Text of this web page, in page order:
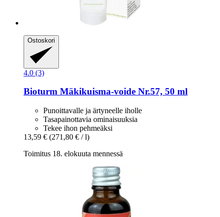
Ostoskori
4.0 (3)
Bioturm Mäkikuisma-​voide Nr.57, 50 ml
Punoittavalle ja ärtyneelle iholle
Tasapainottavia ominaisuuksia
Tekee ihon pehmeäksi
13,59 € (271,80 € / l)
Toimitus 18. elokuuta mennessä